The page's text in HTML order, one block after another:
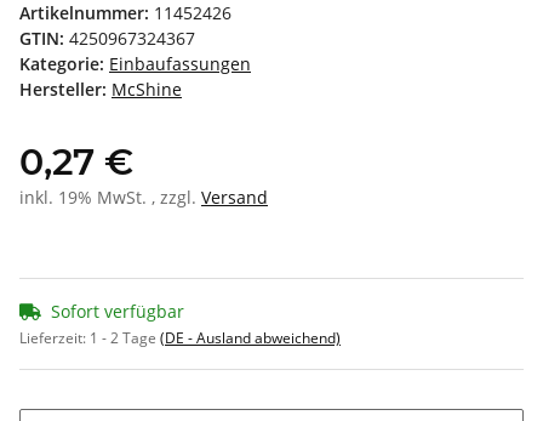
Artikelnummer: 11452426
GTIN: 4250967324367
Kategorie: Einbaufassungen
Hersteller: McShine
0,27 €
inkl. 19% MwSt. , zzgl. Versand
Sofort verfügbar
Lieferzeit: 1 - 2 Tage (DE - Ausland abweichend)